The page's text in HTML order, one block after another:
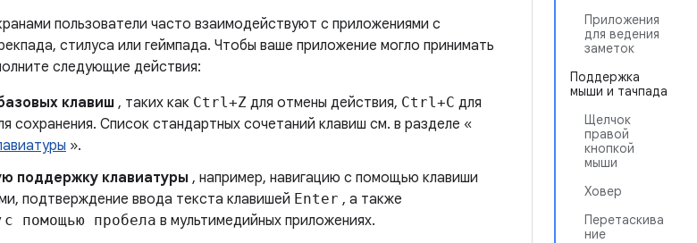
Приложения
для ведения
заметок
Поддержка
мыши и тачпада
Щелчок
правой
кнопкой
мыши
Ховер
Перетаскива
ние
пользователи часто взаимодействуют с приложениями с
стилуса или геймпада. Чтобы ваше приложение могло принимать
следующие действия:
клавиш , таких как Ctrl+Z для отмены действия, Ctrl+C для
сохранения. Список стандартных сочетаний клавиш см. в разделе «
».
поддержку клавиатуры , например, навигацию с помощью клавиши
подтверждение ввода текста клавишей Enter , а также
с помощью пробела в мультимедийных приложениях.